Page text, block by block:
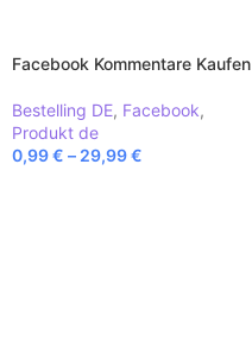
Facebook Kommentare Kaufen
Bestelling DE, Facebook,
Produkt de
0,99€ – 29,99€